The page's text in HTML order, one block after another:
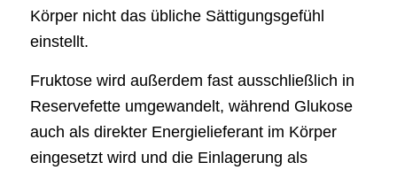
Körper nicht das übliche Sättigungsgefühl
einstellt.
Fruktose wird außerdem fast ausschließlich in
Reservefette umgewandelt, während Glukose
auch als direkter Energielieferant im Körper
eingesetzt wird und die Einlagerung als